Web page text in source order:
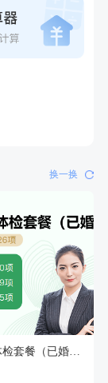
换一换
定制标准体检套餐（已婚女）【不支持回乡证】